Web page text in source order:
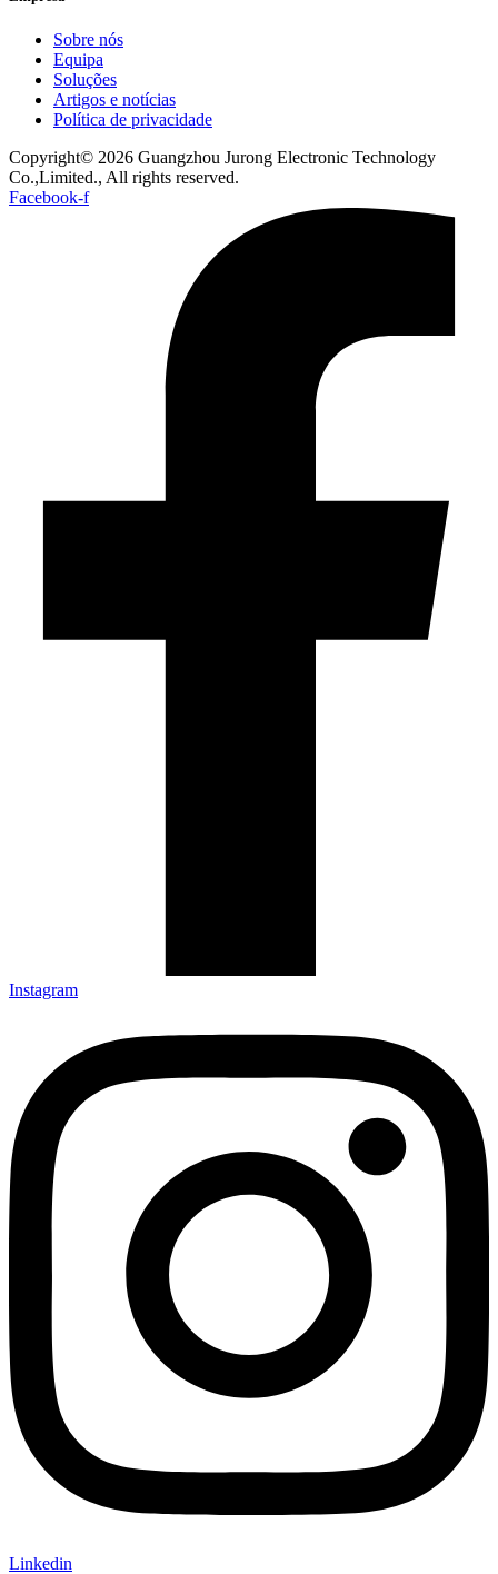
Sobre nós
Equipa
Soluções
Artigos e notícias
Política de privacidade
Copyright© 2026 Guangzhou Jurong Electronic Technology
Co.,Limited., All rights reserved.
Facebook-f
Instagram
Linkedin